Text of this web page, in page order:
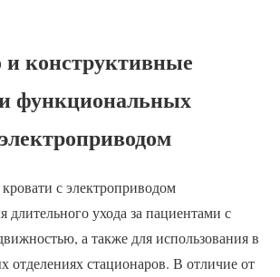
и конструктивные
функциональных
с электроприводом
длительного ухода за пациентами с
а также для использования в
отделениях стационаров. В отличие от